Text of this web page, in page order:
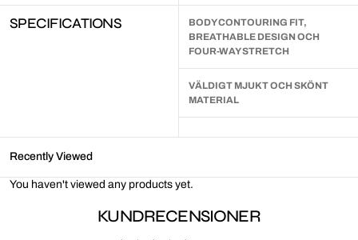
SPECIFICATIONS
BODY CONTOURING FIT,
BREATHABLE DESIGN OCH
FOUR-WAY STRETCH
VÄLDIGT MJUKT OCH SKÖNT
MATERIAL
Recently Viewed
You haven't viewed any products yet.
KUNDRECENSIONER